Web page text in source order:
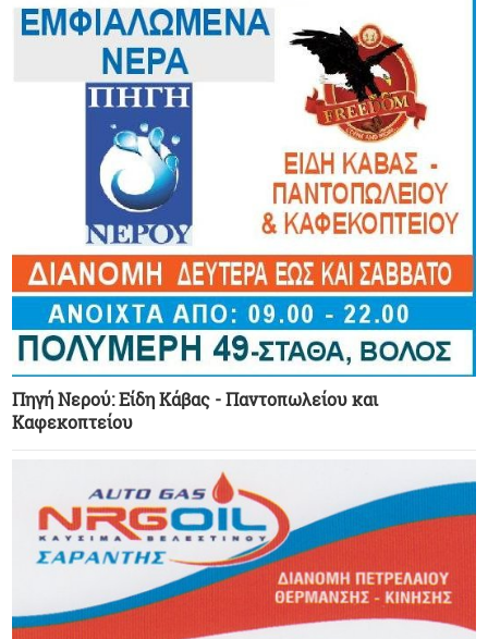
Πηγή Νερού: Eίδη Κάβας - Παντοπωλείου και
Καφεκοπτείου